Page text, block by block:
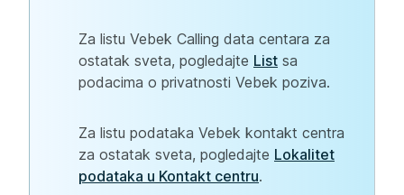
Za listu Vebek Calling data centara za
ostatak sveta, pogledajte List sa
podacima o privatnosti Vebek poziva.
Za listu podataka Vebek kontakt centra
za ostatak sveta, pogledajte Lokalitet
podataka u Kontakt centru.